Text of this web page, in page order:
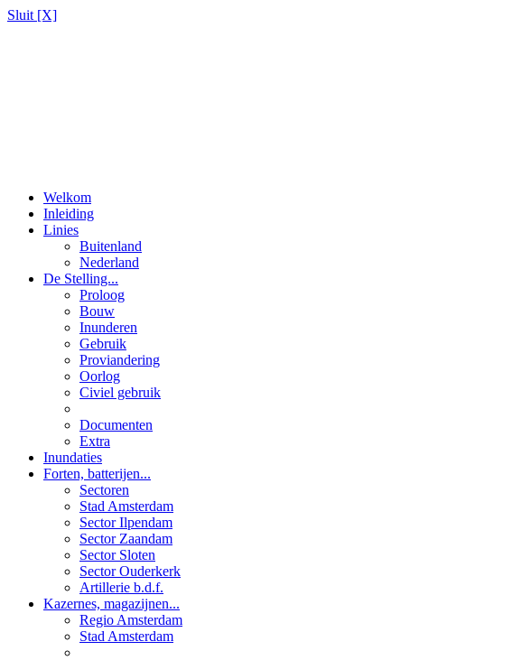
Sluit [X]
Welkom
Inleiding
Linies
Buitenland
Nederland
De Stelling...
Proloog
Bouw
Inunderen
Gebruik
Proviandering
Oorlog
Civiel gebruik
Documenten
Extra
Inundaties
Forten, batterijen...
Sectoren
Stad Amsterdam
Sector Ilpendam
Sector Zaandam
Sector Sloten
Sector Ouderkerk
Artillerie b.d.f.
Kazernes, magazijnen...
Regio Amsterdam
Stad Amsterdam